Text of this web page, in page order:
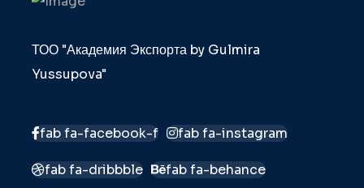
ТОО "Академия Экспорта by Gulmira
Yussupova"
fab fa-facebook-f fab fa-instagram
fab fa-dribbble fab fa-behance